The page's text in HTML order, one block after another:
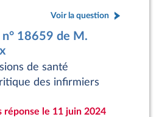
Voir la question
18659 de M.
de santé
des infirmiers
réponse le 11 juin 2024